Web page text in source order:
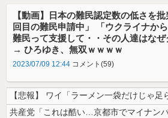
【動画】日本の難民認定数の低さを
回目の難民申請中」 「ウクライナか
難民って支援して・・その人達はなぜ
→ ひろゆき、無双ｗｗｗｗ
2023/07/09 12:44 コメント(59)